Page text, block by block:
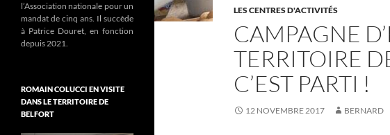
LES CENTRES D'ACTIVITÉS
CAMPAGNE
TERRITOIRE
C’EST PARTI !
12 NOVEMBRE 2017 BERNARD
l’Association nationale pour un
mandat de cinq ans. Il succède
à Patrice Douret, en fonction
depuis 2021.
ROMAIN COLUCCI EN VISITE
DANS LE TERRITOIRE DE
BELFORT